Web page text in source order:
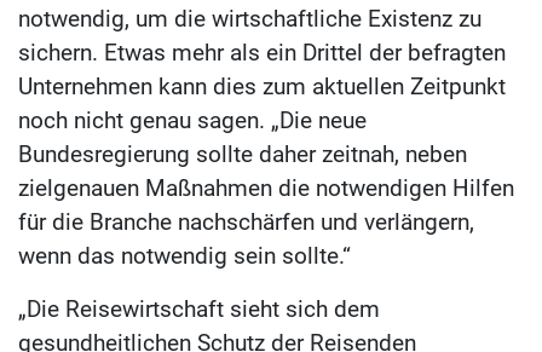
notwendig, um die wirtschaftliche Existenz zu
sichern. Etwas mehr als ein Drittel der befragten
Unternehmen kann dies zum aktuellen Zeitpunkt
noch nicht genau sagen. „Die neue
Bundesregierung sollte daher zeitnah, neben
zielgenauen Maßnahmen die notwendigen Hilfen
für die Branche nachschärfen und verlängern,
wenn das notwendig sein sollte.“
„Die Reisewirtschaft sieht sich dem
gesundheitlichen Schutz der Reisenden